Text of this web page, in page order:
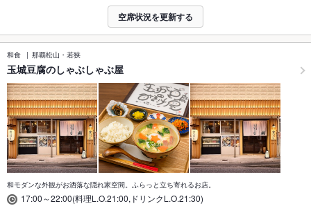
空席状況を更新する
和食 那覇松山・若狭
玉城豆腐のしゃぶしゃぶ屋
和モダンな外観がお洒落な隠れ家空間。ふらっと立ち寄れるお店。
17:00～22:00(料理L.O.21:00,ドリンクL.O.21:30)